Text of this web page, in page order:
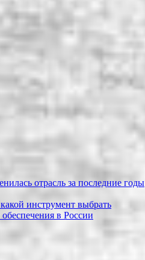
отрасль за последние годы
инструмент выбрать
в России